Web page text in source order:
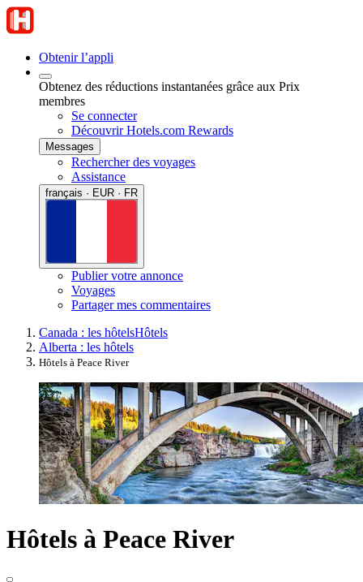
Obtenir l’appli
Obtenez des réductions instantanées grâce aux Prix
membres
Se connecter
Découvrir Hotels.com Rewards
Messages
Rechercher des voyages
Assistance
français · EUR · FR
Publier votre annonce
Voyages
Partager mes commentaires
Canada : les hôtelsHôtels
Alberta : les hôtels
Hôtels à Peace River
Hôtels à Peace River